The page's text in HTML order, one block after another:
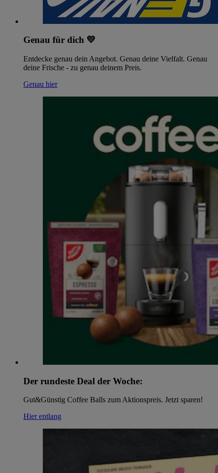
Genau für dich 💛
Entdecke genau dein Angebot. Genau deine Vielfalt. Genau
deine Frische - zu genau deinem Preis.
Genau hier
Der rundeste Deal der Woche:
Gut&Günstig Coffee Balls zum Aktionspreis. Jetzt sparen!
Hier entlang